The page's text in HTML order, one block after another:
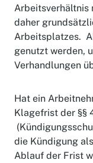
Arbeitsverhältnis
daher
Arbeitsplatzes.
genutzt werden,
Verhandlungen
Hat ein
Klagefrist der §§
die Kündigung
Ablauf der Frist